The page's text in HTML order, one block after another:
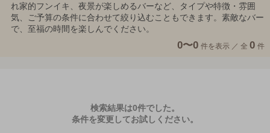
れ家的フンイキ、夜景が楽しめるバーなど、タイプや特徴・雰囲
気、ご予算の条件に合わせて絞り込むこともできます。素敵なバー
で、至福の時間を楽しんでください。
0〜0 件を表示 ／ 全 0 件
検索結果は0件でした。
条件を変更してお試しください。